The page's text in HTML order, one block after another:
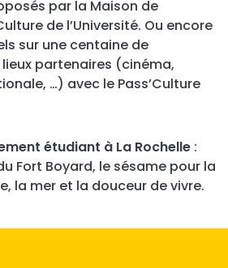
par la Maison de
de l’Université. Ou encore
sur une centaine de
partenaires (cinéma,
…) avec le Pass’Culture
étudiant à La Rochelle :
Fort Boyard, le sésame pour la
la mer et la douceur de vivre.